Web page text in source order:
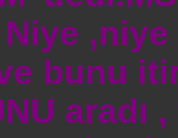
,niye
bunu
aradı